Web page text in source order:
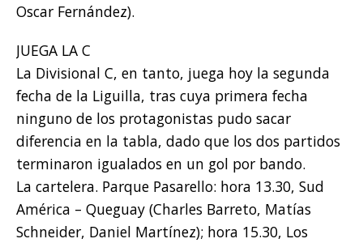
Oscar Fernández).
JUEGA LA C
La Divisional C, en tanto, juega hoy la segunda
fecha de la Liguilla, tras cuya primera fecha
ninguno de los protagonistas pudo sacar
diferencia en la tabla, dado que los dos partidos
terminaron igualados en un gol por bando.
La cartelera. Parque Pasarello: hora 13.30, Sud
América – Queguay (Charles Barreto, Matías
Schneider, Daniel Martínez); hora 15.30, Los